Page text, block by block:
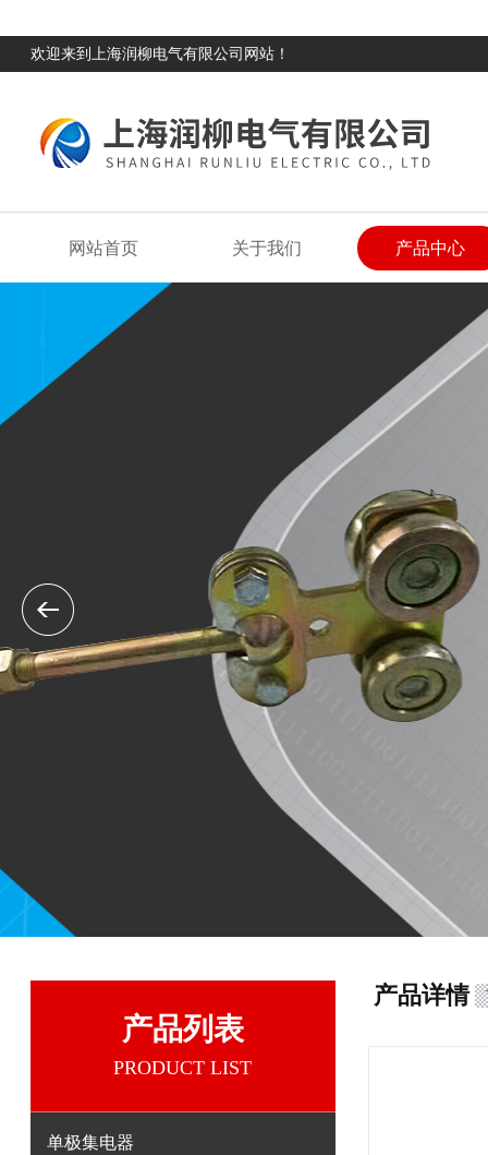
欢迎来到上海润柳电气有限公司网站！
网站首页 关于我们 产品中心
产品列表
PRODUCT LIST
单极集电器
产品详情